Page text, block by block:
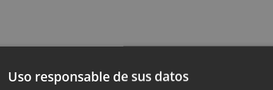
Uso responsable de sus datos